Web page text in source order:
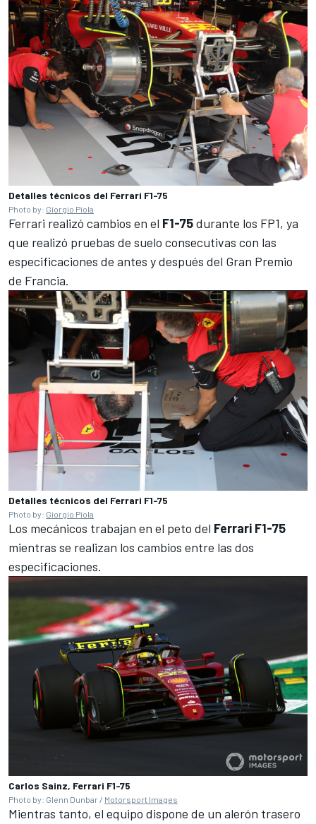
Detalles técnicos del Ferrari F1-75
Photo by: Giorgio Piola
Ferrari realizó cambios en el F1-75durante los FP1, ya
que realizó pruebas de suelo consecutivas con las
especificaciones de antes y después del Gran Premio
de Francia.
Detalles técnicos del Ferrari F1-75
Photo by: Giorgio Piola
Los mecánicos trabajan en el peto del Ferrari F1-75
mientras se realizan los cambios entre las dos
especificaciones.
Carlos Sainz, Ferrari F1-75
Photo by: Glenn Dunbar / Motorsport Images
Mientras tanto, el equipo dispone de un alerón trasero